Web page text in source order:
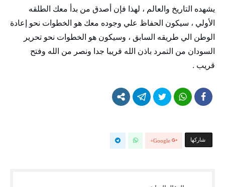
يشهده التاريخ والعالم ، لهذا فإن أصدق من بدأ معك الطلقه
الأولي ، سيكون الحفاظ علي وجوده معك هو الخطوات نحو إعادة
الوطن الي طريقه السابق ، وسيكون هو الخطوات نحو تحرير
السودان من التمرد باذن الله قريبا جدا ونصر من الله وفتح
قريب .
‫‫ شاركها‬ Google+